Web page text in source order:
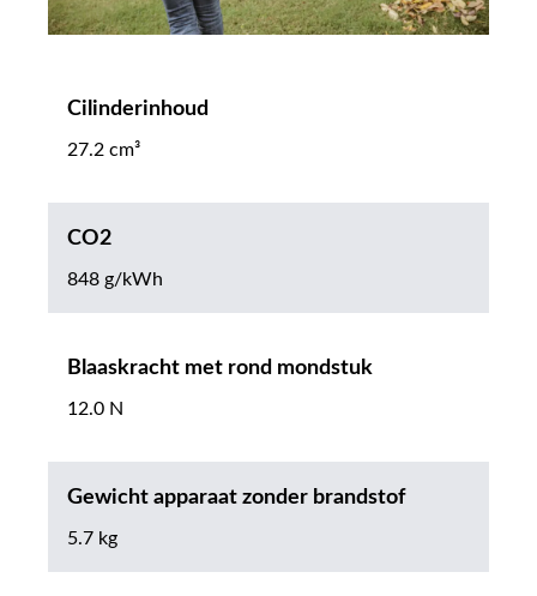
Cilinderinhoud
27.2 cm³
CO2
848 g/kWh
Blaaskracht met rond mondstuk
12.0 N
Gewicht apparaat zonder brandstof
5.7 kg